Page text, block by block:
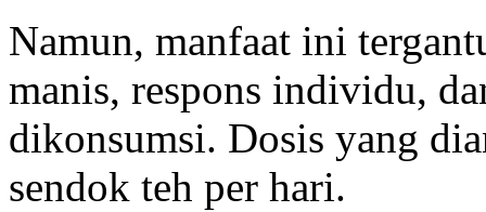
Namun, manfaat ini
manis, respons individu,
dikonsumsi. Dosis yang
sendok teh per hari.